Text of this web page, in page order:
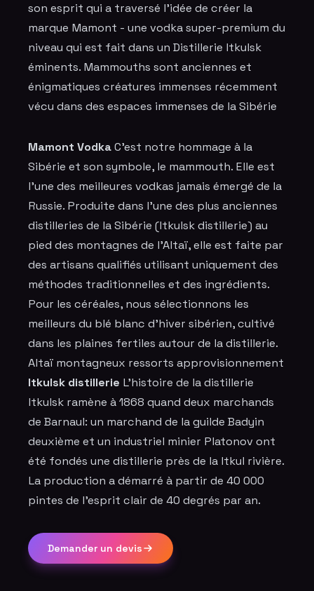
son esprit qui a traversé l'idée de créer la
marque Mamont - une vodka super-premium du
niveau qui est fait dans un Distillerie Itkulsk
éminents. Mammouths sont anciennes et
énigmatiques créatures immenses récemment
vécu dans des espaces immenses de la Sibérie
Mamont VodkaC'est notre hommage à la
Sibérie et son symbole, le mammouth. Elle est
l'une des meilleures vodkas jamais émergé de la
Russie. Produite dans l'une des plus anciennes
distilleries de la Sibérie (Itkulsk distillerie) au
pied des montagnes de l'Altaï, elle est faite par
des artisans qualifiés utilisant uniquement des
méthodes traditionnelles et des ingrédients.
Pour les céréales, nous sélectionnons les
meilleurs du blé blanc d'hiver sibérien, cultivé
dans les plaines fertiles autour de la distillerie.
Altaï montagneux ressorts approvisionnement
Itkulsk distillerie L'histoire de la distillerie
Itkulsk ramène à 1868 quand deux marchands
de Barnaul: un marchand de la guilde Badyin
deuxième et un industriel minier Platonov ont
été fondés une distillerie près de la Itkul rivière.
La production a démarré à partir de 40 000
pintes de l'esprit clair de 40 degrés par an.
Demander un devis